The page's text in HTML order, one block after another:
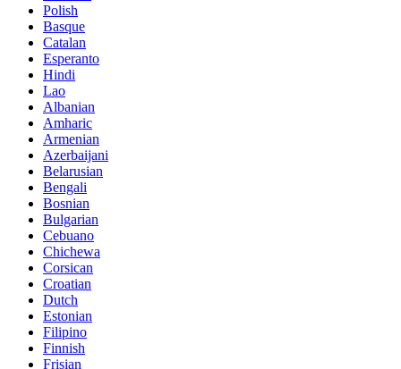
Polish
Basque
Catalan
Esperanto
Hindi
Lao
Albanian
Amharic
Armenian
Azerbaijani
Belarusian
Bengali
Bosnian
Bulgarian
Cebuano
Chichewa
Corsican
Croatian
Dutch
Estonian
Filipino
Finnish
Frisian